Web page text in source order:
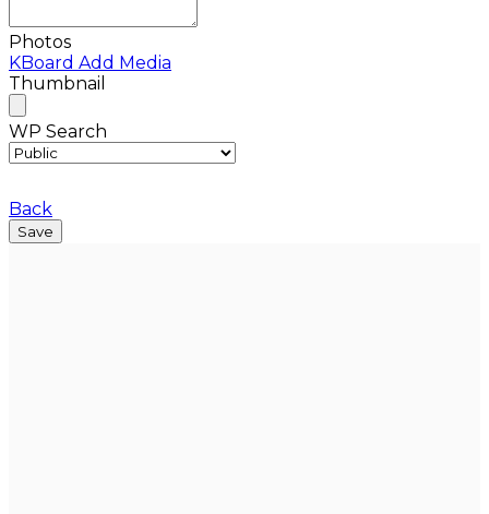
Photos
KBoard Add Media
Thumbnail
WP Search
Back
Save